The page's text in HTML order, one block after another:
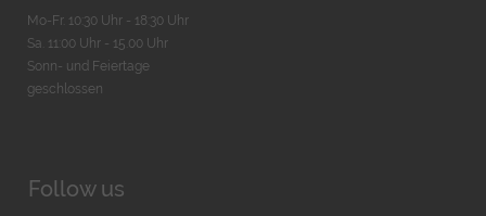
Mo-Fr. 10:30 Uhr - 18:30 Uhr
Sa. 11:00 Uhr - 15.00 Uhr
Sonn- und Feiertage
geschlossen
Follow us